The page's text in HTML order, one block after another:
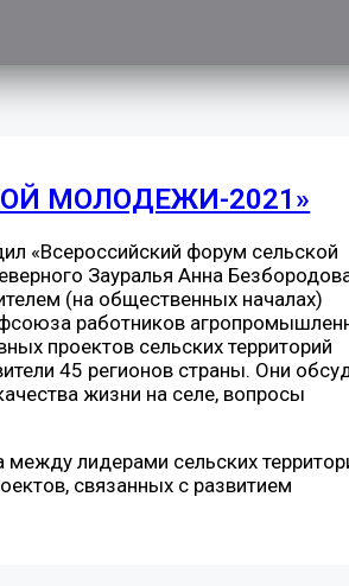
МОЛОДЕЖИ-2021»
«Всероссийский форум сельской
Зауралья Анна
(на общественных началах)
работников
проектов сельских территорий
45 регионов страны. Они
жизни на селе, вопросы
лидерами сельских
связанных с развитием